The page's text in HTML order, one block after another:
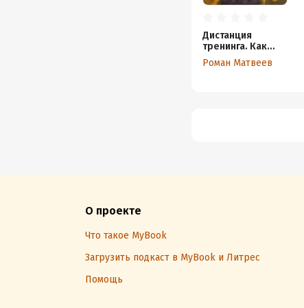
Дистанция
тренинга. Как
сократить путь от
знаний к навыкам
Роман Матвеев
О проекте
Что такое MyBook
Загрузить подкаст в MyBook и Литрес
Помощь